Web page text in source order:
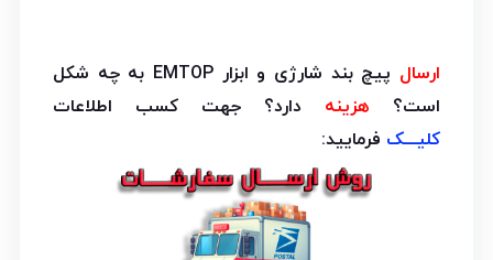
ارسال
پیچ بند شارژی و ابزار EMTOP به چه شکل
است؟ هزینه دارد؟ جهت کسب اطلاعات
کلیـــک فرمایید: